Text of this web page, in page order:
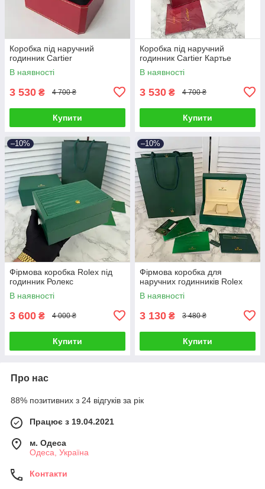
Коробка під наручний
годинник Cartier
В наявності
3 530 ₴ 4 700 ₴
Купити
Коробка під наручний
годинник Cartier Картье
В наявності
3 530 ₴ 4 700 ₴
Купити
–10%
Фірмова коробка Rolex під
годинник Ролекс
В наявності
3 600 ₴ 4 000 ₴
Купити
–10%
Фірмова коробка для
наручних годинників Rolex
В наявності
3 130 ₴ 3 480 ₴
Купити
Про нас
88% позитивних з 24 відгуків за рік
Працює з 19.04.2021
м. Одеса
Одеса, Україна
Контакти